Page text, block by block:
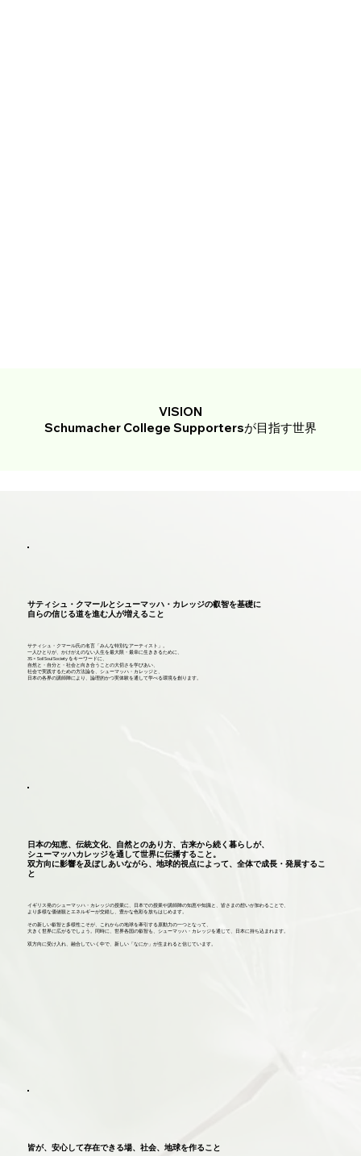
VISION
Schumacher College Supportersが目指す世界
サティシュ・クマールとシューマッハ・カレッジの叡智を基礎に
自らの信じる道を進む人が増えること
サティシュ・クマール氏の名言「みんな特別なアーティスト」。
一人ひとりが、かけがえのない人生を最大限・最幸に生ききるために、
3S = Soil Soul Society をキーワードに、
自然と・自分と・社会と向き合うことの大切さを学びあい、
社会で実践するための方法論を、シューマッハ・カレッジと、
日本の各界の講師陣により、論理的かつ実体験を通して学べる環境を創ります。
日本の知恵、伝統文化、自然とのあり方、古来から続く暮らしが、
シューマッハカレッジを通して世界に伝播すること。
双方向に影響を及ぼしあいながら、地球的視点によって、全体で成長・発展するこ
と
イギリス発のシューマッハ・カレッジの授業に、日本での授業や講師陣の知恵や知識と、皆さまの想いが加わることで、
より多様な価値観とエネルギーが交錯し、豊かな色彩を放ちはじめます。
その新しい叡智と多様性こそが、これからの地球を牽引する原動力の一つとなって、
大きく世界に広がるでしょう。同時に、世界各国の叡智も、シューマッハ・カレッジを通じて、日本に持ち込まれます。
双方向に受け入れ、融合していく中で、新しい「なにか」が生まれると信じています。
皆が、安心して存在できる場、社会、地球を作ること